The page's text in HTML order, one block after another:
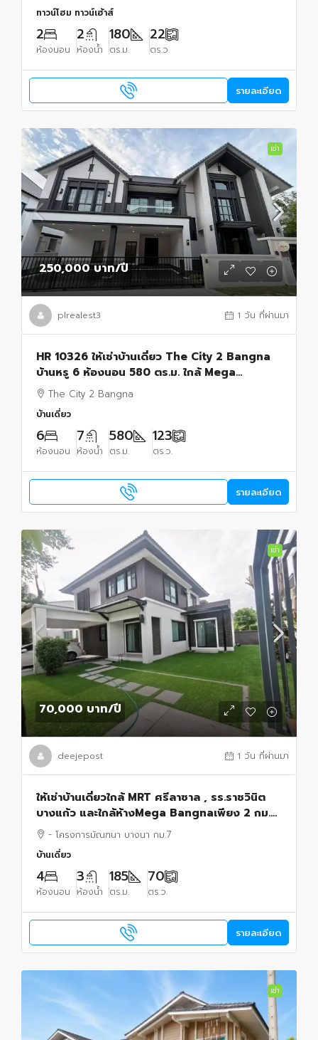
ทาวน์โฮม ทาวน์เฮ้าส์
2
ห้องนอน
2
ห้องน้ำ
180
ตร.ม.
22
ตร.ว.
รายละเอียด
เช่า
250,000 บาท/ปี
plrealest3 1 วัน ที่ผ่านมา
HR 10326 ให้เช่าบ้านเดี่ยว The City 2 Bangna
บ้านหรู 6 ห้องนอน 580 ตร.ม. ใกล้ Mega
Bangna และโรงเรียนนานาชาติ
The City 2 Bangna
บ้านเดี่ยว
6
ห้องนอน
7
ห้องน้ำ
580
ตร.ม.
123
ตร.ว.
รายละเอียด
เช่า
70,000 บาท/ปี
deejepost 1 วัน ที่ผ่านมา
ให้เช่าบ้านเดี่ยวใกล้ MRT ศรีลาซาล , รร.ราชวินิต
บางแก้ว และใกล้ห้างMega Bangnaเพียง 2 กม.
ใกล้ทางด่วน โครงการมัณฑนา บางนา กม.7
- โครงการมัณฑนา บางนา กม.7
บ้านเดี่ยว
4
ห้องนอน
3
ห้องน้ำ
185
ตร.ม.
70
ตร.ว.
รายละเอียด
เช่า